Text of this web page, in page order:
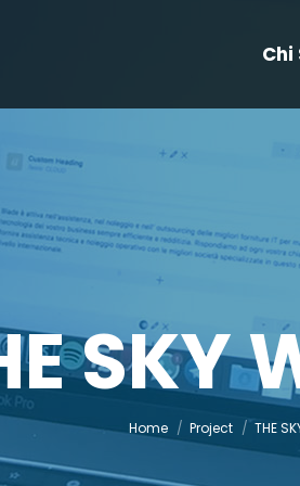
Chi
SKYYou are here:
Home Project THE